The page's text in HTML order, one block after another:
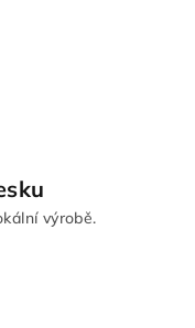
výrobě.